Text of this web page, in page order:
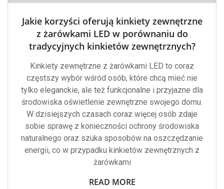
Jakie korzyści oferują kinkiety zewnętrzne
z żarówkami LED w porównaniu do
tradycyjnych kinkietów zewnętrznych?
Kinkiety zewnętrzne z żarówkami LED to coraz
częstszy wybór wśród osób, które chcą mieć nie
tylko eleganckie, ale też funkcjonalne i przyjazne dla
środowiska oświetlenie zewnętrzne swojego domu.
W dzisiejszych czasach coraz więcej osób zdaje
sobie sprawę z konieczności ochrony środowiska
naturalnego oraz szuka sposobów na oszczędzanie
energii, co w przypadku kinkietów zewnętrznych z
żarówkami
READ MORE